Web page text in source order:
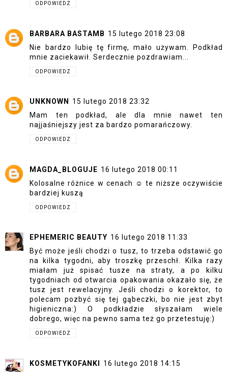
ODPOWIEDZ
BARBARA BASTAMB 15 lutego 2018 23:08
Nie bardzo lubię tę firmę, mało używam. Podkład
mnie zaciekawił. Serdecznie pozdrawiam...
ODPOWIEDZ
UNKNOWN
15 lutego 2018 23:32
Mam ten podkład, ale dla mnie nawet ten
najjaśniejszy jest za bardzo pomarańczowy.
ODPOWIEDZ
MAGDA_BLOGUJE 16 lutego 2018 00:11
Kolosalne różnice w cenach ☺ te niższe oczywiście
bardziej kuszą
ODPOWIEDZ
EPHEMERIC BEAUTY 16 lutego 2018 11:33
Być może jeśli chodzi o tusz, to trzeba odstawić go
na kilka tygodni, aby troszkę przeschł. Kilka razy
miałam już spisać tusze na straty, a po kilku
tygodniach od otwarcia opakowania okazało się, że
tusz jest rewelacyjny. Jeśli chodzi o korektor, to
polecam pozbyć się tej gąbeczki, bo nie jest zbyt
higieniczna:) O podkładzie słyszałam wiele
dobrego, więc na pewno sama też go przetestuję:)
ODPOWIEDZ
KOSMETYKOFANKI
16 lutego 2018 14:15